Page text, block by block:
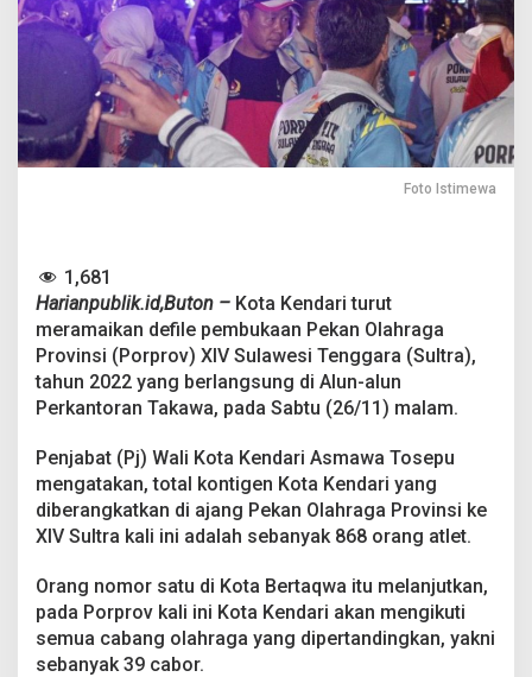
P
e
r
t
a
h
a
a
r
U
m
u
P
r
p
v
X
I
V
S
Foto Istimewa
1,681
Harianpublik.id,Buton – Kota Kendari turut
meramaikan defile pembukaan Pekan Olahraga
Provinsi (Porprov) XIV Sulawesi Tenggara (Sultra),
tahun 2022 yang berlangsung di Alun-alun
Perkantoran Takawa, pada Sabtu (26/11) malam.
Penjabat (Pj) Wali Kota Kendari Asmawa Tosepu
mengatakan, total kontigen Kota Kendari yang
diberangkatkan di ajang Pekan Olahraga Provinsi ke
XIV Sultra kali ini adalah sebanyak 868 orang atlet.
Orang nomor satu di Kota Bertaqwa itu melanjutkan,
pada Porprov kali ini Kota Kendari akan mengikuti
semua cabang olahraga yang dipertandingkan, yakni
sebanyak 39 cabor.